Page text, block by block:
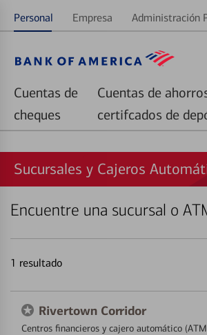
Personal Empresa Administración
Cuentas de
cheques
Cuentas de
certifcados de
Sucursales y Cajeros
Encuentre una sucursal o
1 resultado
Rivertown Corridor
Centros financieros y cajero automático